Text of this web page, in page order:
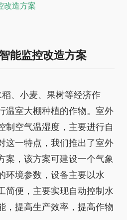
改造方案
能监控改造方案
、小麦、果树等经济作
温室大棚种植的作物。室外
制空气温湿度，主要进行自
这一特点，我们推出了室外
案，该方案可建设一个气象
环境参数，设备主要以水
简便，主要实现自动控制水
，提高生产效率，提高作物